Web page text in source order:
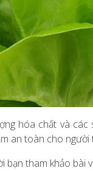
hóa chất và
an toàn cho người
bạn tham khảo bài